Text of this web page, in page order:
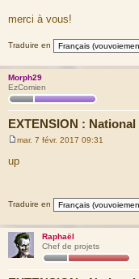
merci à vous!
Traduire en
Morph29
EzComien
EXTENSION :
s
e
mar. 7 févr. 2017 09:31
up
Traduire en
Raphaël
Chef de projets